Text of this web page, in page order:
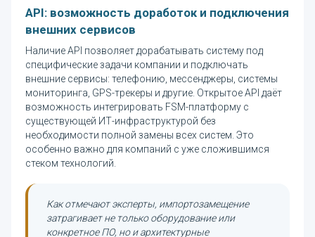
API: возможность доработок и подключения
внешних сервисов
Наличие API позволяет дорабатывать систему под
специфические задачи компании и подключать
внешние сервисы: телефонию, мессенджеры, системы
мониторинга, GPS-трекеры и другие. Открытое API даёт
возможность интегрировать FSM-платформу с
существующей ИТ-инфраструктурой без
необходимости полной замены всех систем. Это
особенно важно для компаний с уже сложившимся
стеком технологий.
Как отмечают эксперты, импортозамещение
затрагивает не только оборудование или
конкретное ПО, но и архитектурные